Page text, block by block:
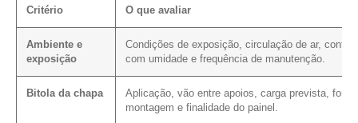
Critério O que avaliar
Ambiente e
exposição
Condições de exposição, circulação de ar, contato
com umidade e frequência de manutenção.
Bitola da chapa
Aplicação, vão entre apoios, carga prevista,
montagem e finalidade do painel.